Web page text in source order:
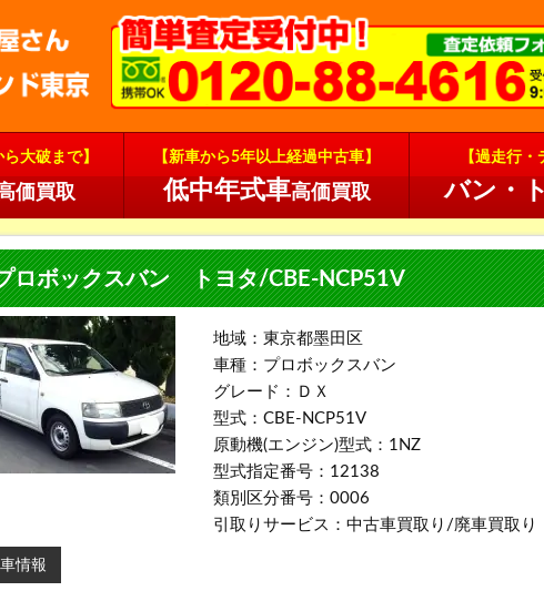
大破まで】
価買取
【新車から5年以上経過中古車】
低中年式車高価買取
【過走行・
バン・
ロボックスバン トヨタ/CBE-NCP51V
地域：東京都墨田区
車種：プロボックスバン
グレード：ＤＸ
型式：CBE-NCP51V
原動機(エンジン)型式：1NZ
型式指定番号：12138
類別区分番号：0006
引取りサービス：中古車買取り/廃車買取り
情報